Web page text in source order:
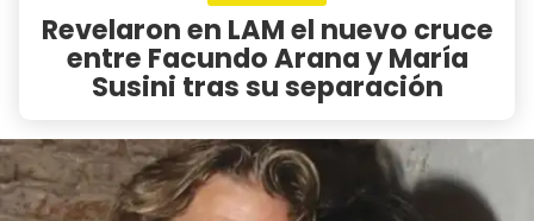
Revelaron en LAM el nuevo cruce
entre Facundo Arana y María
Susini tras su separación